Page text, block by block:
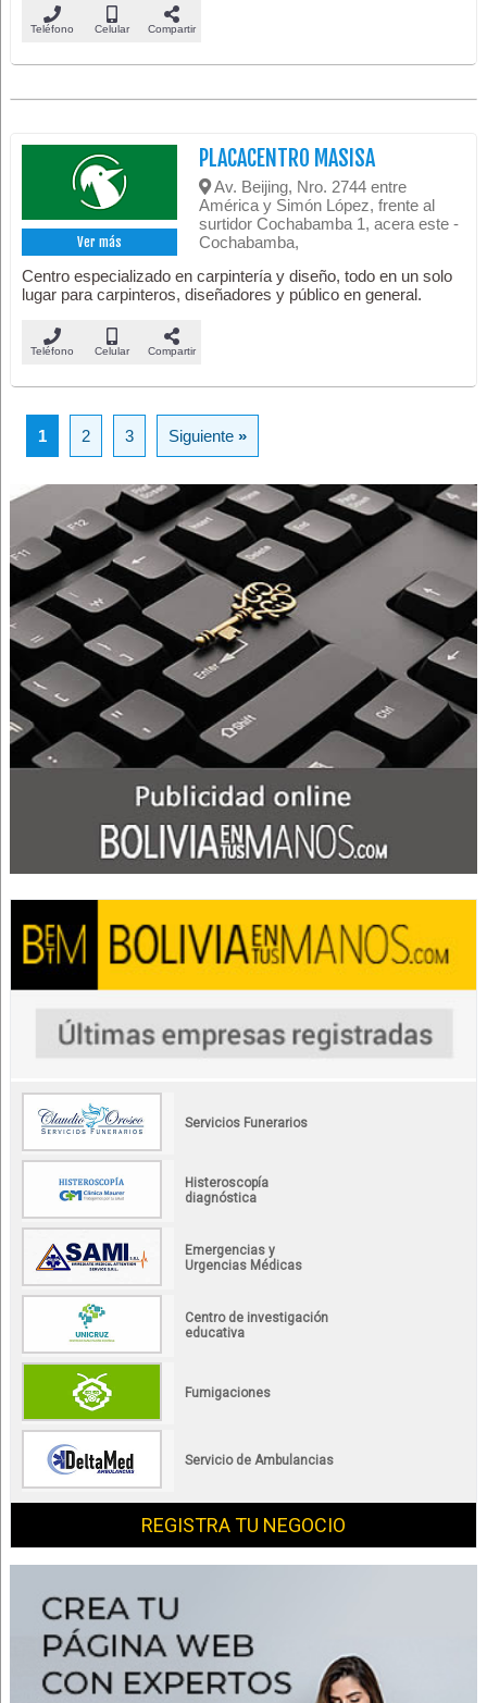
Teléfono Celular Compartir
Ver más
PLACACENTRO MASISA
Av. Beijing, Nro. 2744 entre
América y Simón López, frente al
surtidor Cochabamba 1, acera este -
Cochabamba,
Centro especializado en carpintería y diseño, todo en un solo
lugar para carpinteros, diseñadores y público en general.
Teléfono Celular Compartir
1 2 3 Siguiente»
Servicios Funerarios
Histeroscopía
diagnóstica
Emergencias y
Urgencias Médicas
Centro de investigación
educativa
Fumigaciones
Servicio de Ambulancias
REGISTRA TU NEGOCIO